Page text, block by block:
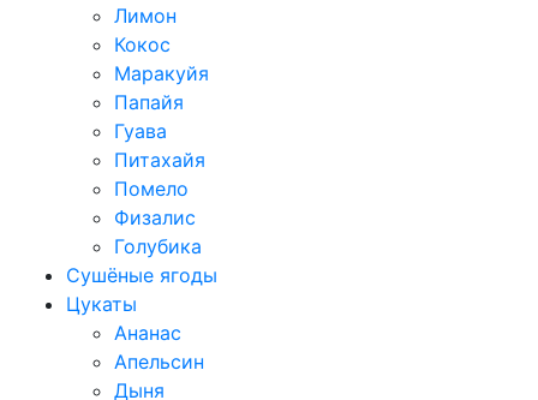
Лимон
Кокос
Маракуйя
Папайя
Гуава
Питахайя
Помело
Физалис
Голубика
Сушёные ягоды
Цукаты
Ананас
Апельсин
Дыня